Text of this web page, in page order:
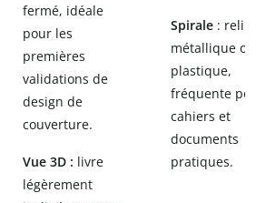
fermé, idéale
pour les
premières
validations de
design de
couverture.
Vue 3D : livre
légèrement
Spirale :
métallique ou
plastique,
fréquente
cahiers et
documents
pratiques.